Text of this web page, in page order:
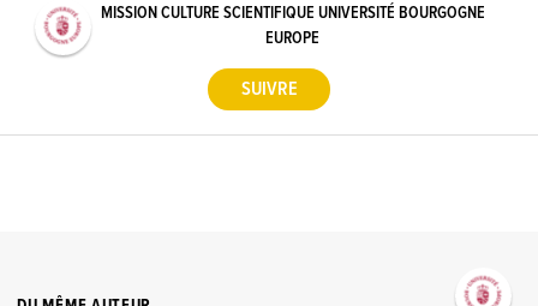
MISSION CULTURE SCIENTIFIQUE UNIVERSITÉ BOURGOGNE
EUROPE